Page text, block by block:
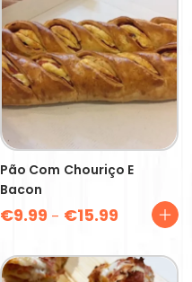
Pão Com Chouriço E
Bacon
€9.99 – €15.99